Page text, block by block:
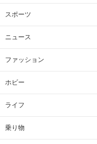
スポーツ
ニュース
ファッション
ホビー
ライフ
乗り物